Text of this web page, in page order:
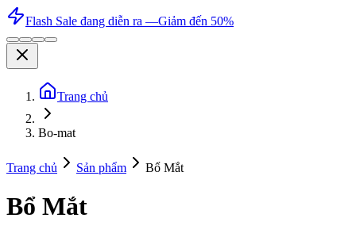
Flash Sale đang diễn ra —Giảm đến 50%
Trang chủ
Bo-mat
Trang chủ Sản phẩm Bổ Mắt
Bổ Mắt